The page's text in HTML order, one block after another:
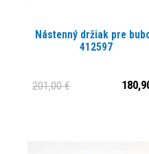
Nástenný držiak pre
412597
201,00 €